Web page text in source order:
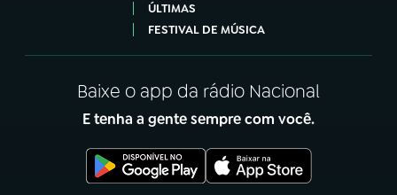
ÚLTIMAS
FESTIVAL DE MÚSICA
Baixe o app da rádio Nacional
E tenha a gente sempre com você.